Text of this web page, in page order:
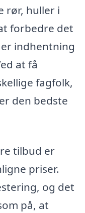
rør, huller i
forbedre det
indhentning
at få
fagfolk,
den bedste
tilbud er
priser.
og det
på, at